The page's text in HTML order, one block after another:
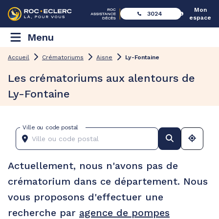
3024
Mon
espace
Menu
Accueil Crématoriums Aisne Ly-Fontaine
Les crématoriums aux alentours de
Ly-Fontaine
Ville ou code postal
Actuellement, nous n'avons pas de
crématorium dans ce département. Nous
vous proposons d'effectuer une
recherche par agence de pompes